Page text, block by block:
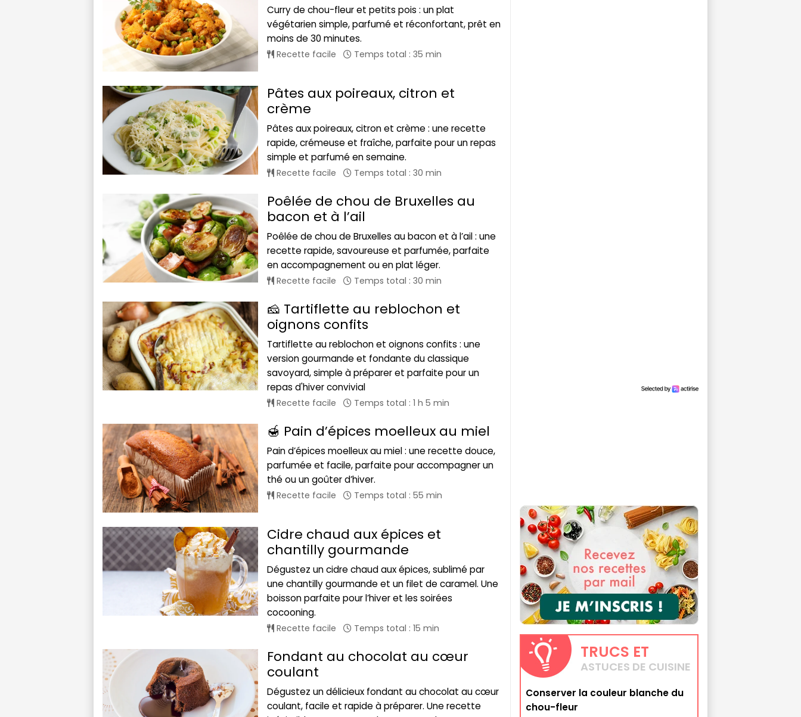
Curry de chou-fleur et petits pois : un plat
végétarien simple, parfumé et réconfortant, prêt en
moins de 30 minutes.
Recette facile Temps total : 35 min
Pâtes aux poireaux, citron et
crème
Pâtes aux poireaux, citron et crème : une recette
rapide, crémeuse et fraîche, parfaite pour un repas
simple et parfumé en semaine.
Recette facile Temps total : 30 min
Poêlée de chou de Bruxelles au
bacon et à l’ail
Poêlée de chou de Bruxelles au bacon et à l’ail : une
recette rapide, savoureuse et parfumée, parfaite
en accompagnement ou en plat léger.
Recette facile Temps total : 30 min
🧀 Tartiflette au reblochon et
oignons confits
Tartiflette au reblochon et oignons confits : une
version gourmande et fondante du classique
savoyard, simple à préparer et parfaite pour un
repas d'hiver convivial
Recette facile Temps total : 1 h 5 min
🍯 Pain d’épices moelleux au miel
Pain d’épices moelleux au miel : une recette douce,
parfumée et facile, parfaite pour accompagner un
thé ou un goûter d’hiver.
Recette facile Temps total : 55 min
Cidre chaud aux épices et
chantilly gourmande
Dégustez un cidre chaud aux épices, sublimé par
une chantilly gourmande et un filet de caramel. Une
boisson parfaite pour l’hiver et les soirées
cocooning.
Recette facile Temps total : 15 min
Fondant au chocolat au cœur
coulant
Dégustez un délicieux fondant au chocolat au cœur
coulant, facile et rapide à préparer. Une recette
TRUCS ET
ASTUCES DE CUISINE
Conserver la couleur blanche du
chou-fleur